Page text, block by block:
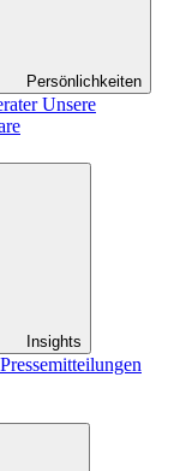
Persönlichkeiten
Unsere
Insights
Pressemitteilungen